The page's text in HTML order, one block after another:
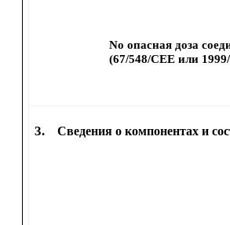
No опасная доза
(67/548/CEE или
3. Сведения о компонентах и